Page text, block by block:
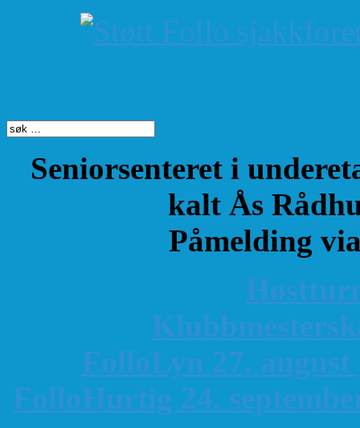
Seniorsenteret i
kalt Ås
Påmelding
K
FolloLyn 27. august
FolloHurtig 24.